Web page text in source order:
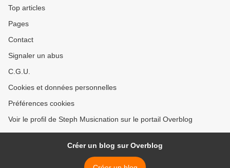
Top articles
Pages
Contact
Signaler un abus
C.G.U.
Cookies et données personnelles
Préférences cookies
Voir le profil de Steph Musicnation sur le portail Overblog
Créer un blog sur Overblog